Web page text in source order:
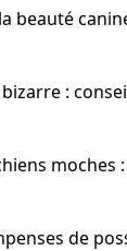
beauté
:
moches
de